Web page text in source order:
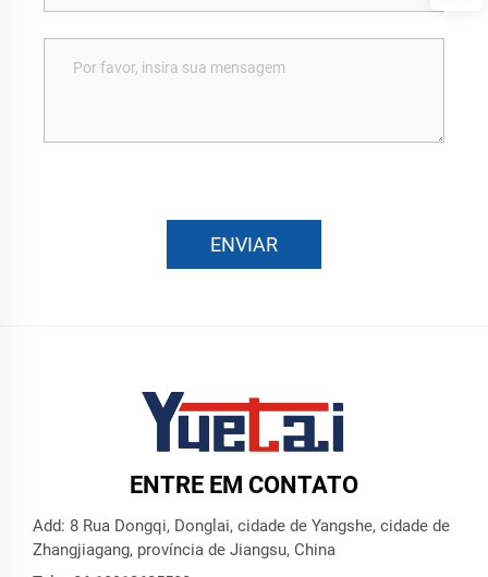
ENVIAR
ENTRE EM CONTATO
Add: 8 Rua Dongqi, Donglai, cidade de Yangshe, cidade de
Zhangjiagang, província de Jiangsu, China